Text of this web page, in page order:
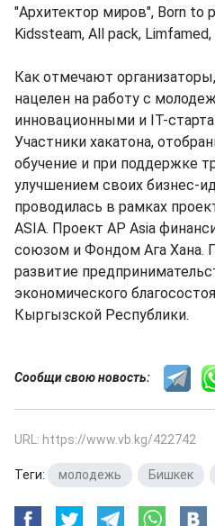
"Архитектор миров", Born to
Kidssteam, All pack,
Как отмечают
нацелен на работу с
инновационными и IT-
Участники хакатона,
обучение и при поддержке
улучшением своих бизнес-
проводилась в рамках
ASIA. Проект AP Asia
союзом и Фондом Ага Хана.
развитие
экономического
Кыргызской Республики.
Сообщи свою новость:
URL: https://www.vb.kg/422742
Теги: молодежь Бишкек